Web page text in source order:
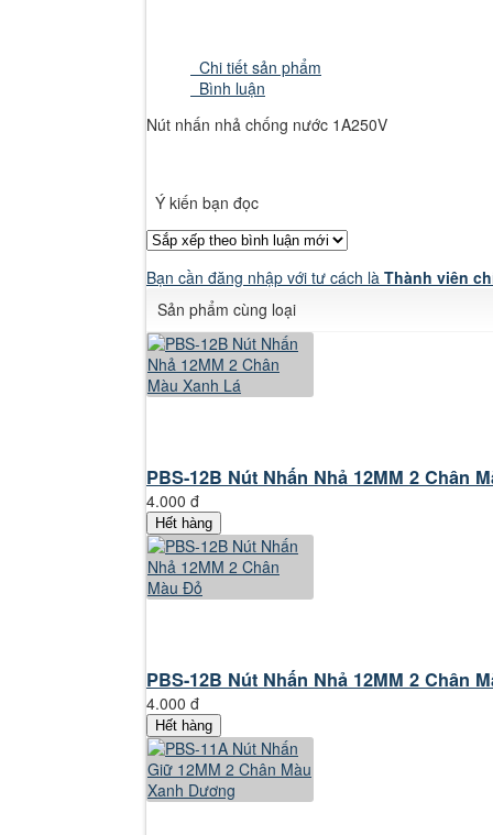
Chi tiết sản phẩm
Bình luận
Nút nhấn nhả chống nước 1A250V
Ý kiến bạn đọc
Bạn cần đăng nhập với tư cách là Thành viên
Sản phẩm cùng loại
PBS-12B Nút Nhấn Nhả 12MM 2 Chân
4.000 đ
Hết hàng
PBS-12B Nút Nhấn Nhả 12MM 2 Chân
4.000 đ
Hết hàng